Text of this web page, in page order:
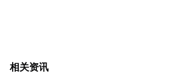
相关资讯